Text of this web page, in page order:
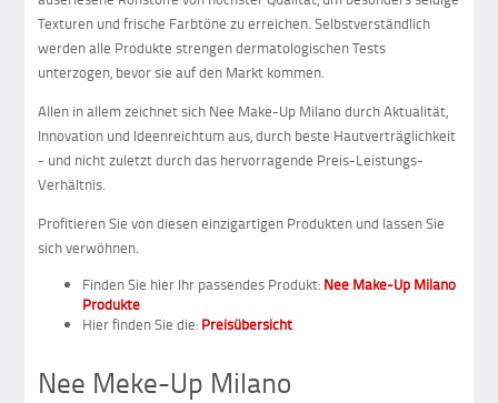
Texturen und frische Farbtöne zu erreichen. Selbstverständlich
werden alle Produkte strengen dermatologischen Tests
unterzogen, bevor sie auf den Markt kommen.
Allen in allem zeichnet sich Nee Make-Up Milano durch Aktualität,
Innovation und Ideenreichtum aus, durch beste Hautverträglichkeit
- und nicht zuletzt durch das hervorragende Preis-Leistungs-
Verhältnis.
Profitieren Sie von diesen einzigartigen Produkten und lassen Sie
sich verwöhnen.
Finden Sie hier Ihr passendes Produkt: Nee Make-Up Milano
Produkte
Hier finden Sie die: Preisübersicht
Nee Meke-Up Milano